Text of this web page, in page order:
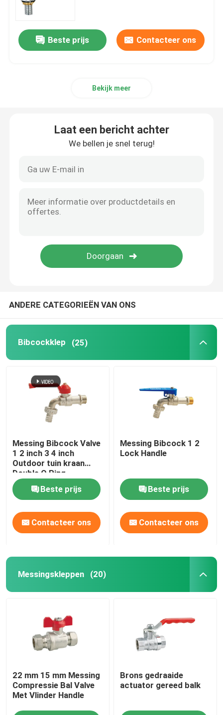
controleklep
Valve-manifold
vloerafvoerkanalen
Flexibele Slang
Besproeiing van het bassin
pex pijpmontage
Beste prijs Contacteer ons
Bekijk meer
Laat een bericht achter
We bellen je snel terug!
ANDERE CATEGORIEËN VAN ONS
Bibcockklep (25)
Messing Bibcock Valve
1 2 inch 3 4 inch
Outdoor tuin kraan
Double O Ring
Beste prijs
Contacteer ons
Messing Bibcock 1 2
Lock Handle
Beste prijs
Contacteer ons
Messingskleppen (20)
22 mm 15 mm Messing
Compressie Bal Valve
Met Vlinder Handle
Brons gedraaide
actuator gereed balk